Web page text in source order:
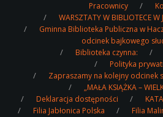
Pracownicy
WARSZTATY W BIBLIOTECE W
Gminna Biblioteka Publiczna w
odcinek bajkowego
Biblioteka czynna:
Polityka
Zapraszamy na kolejny odcinek
„MAŁA KSIĄŻKA –
Deklaracja dostępności
Filia Jabłonica Polska
Filia